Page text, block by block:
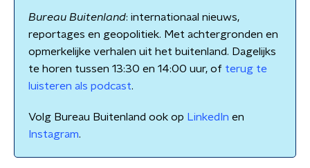
Bureau Buitenland: internationaal nieuws,
reportages en geopolitiek. Met achtergronden en
opmerkelijke verhalen uit het buitenland. Dagelijks
te horen tussen 13:30 en 14:00 uur, of terug te
luisteren als podcast.
Volg Bureau Buitenland ook op LinkedIn en
Instagram.